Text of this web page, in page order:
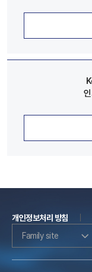
개인정보처리 방침
Family site